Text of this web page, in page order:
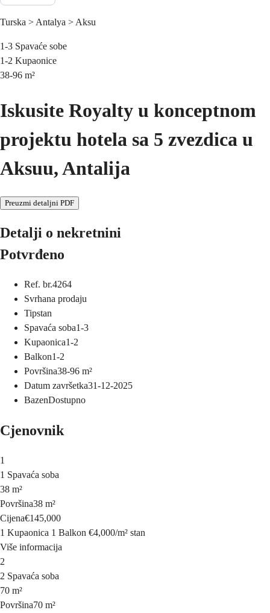
Turska > Antalya > Aksu
1-3 Spavaće sobe
1-2 Kupaonice
38-96 m²
Iskusite Royalty u konceptnom
projektu hotela sa 5 zvezdica u
Aksuu, Antalija
Preuzmi detaljni PDF
Detalji o nekretnini
Potvrđeno
Ref. br.4264
Svrhana prodaju
Tipstan
Spavaća soba1-3
Kupaonica1-2
Balkon1-2
Površina38-96 m²
Datum završetka31-12-2025
BazenDostupno
Cjenovnik
1
1 Spavaća soba
38 m²
Površina38 m²
Cijena€145,000
1 Kupaonica 1 Balkon €4,000/m² stan
Više informacija
2
2 Spavaća soba
70 m²
Površina70 m²